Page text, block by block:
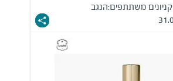
קניונים משתתפים:הנגב